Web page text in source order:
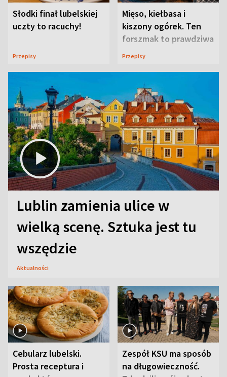
Słodki finał lubelskiej
uczty to racuchy!
Przepisy
Mięso, kiełbasa i
kiszony ogórek. Ten
forszmak to prawdziwa
uczta
Przepisy
Lublin zamienia ulice w
wielką scenę. Sztuka jest tu
wszędzie
Aktualności
Cebularz lubelski.
Prosta receptura i
Zespół KSU ma sposób
na długowieczność.